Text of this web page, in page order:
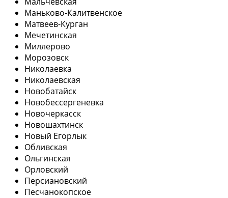
Маньково-Калитвенское
Матвеев-Курган
Мечетинская
Миллерово
Морозовск
Николаевка
Николаевская
Новобатайск
Новобессергеневка
Новочеркасск
Новошахтинск
Новый Егорлык
Обливская
Ольгинская
Орловский
Персиановский
Песчанокопское